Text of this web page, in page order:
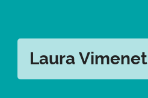
Laura Vimenet